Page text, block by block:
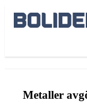
Metaller